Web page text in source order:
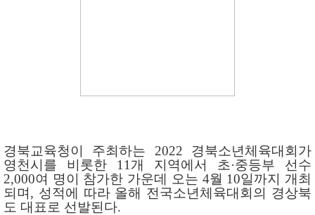
경북교육청이 주최하는 2022 경북소년체육대회가
영천시를 비롯한 11 개 지역에서 초·중등부 선수
2,000여 명이 참가한 가운데 오는 4월 10일까지 개최
되며 , 성적에 따라 올해 전국소년체육대회의 경상북
도 대표로 선발된다.